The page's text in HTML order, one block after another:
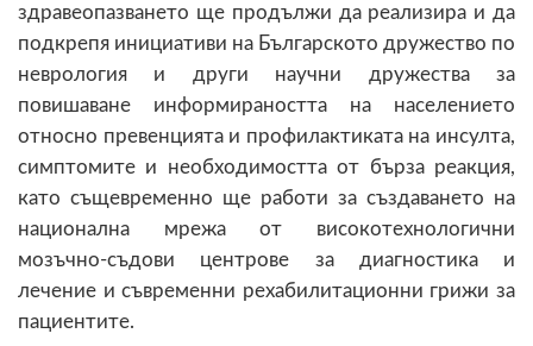
здравеопазването ще продължи да реализира и да
подкрепя инициативи на Българското дружество по
неврология и други научни дружества за
повишаване информираността на населението
относно превенцията и профилактиката на инсулта,
симптомите и необходимостта от бърза реакция,
като същевременно ще работи за създаването на
национална мрежа от високотехнологични
мозъчно-съдови центрове за диагностика и
лечение и съвременни рехабилитационни грижи за
пациентите.